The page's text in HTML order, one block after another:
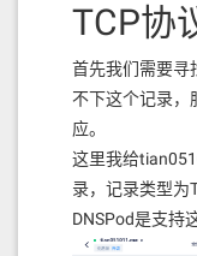
TCP协
首先我们需要寻
不下这个记录，
应。
这里我给
录，记录类型为
DNSPod是支持